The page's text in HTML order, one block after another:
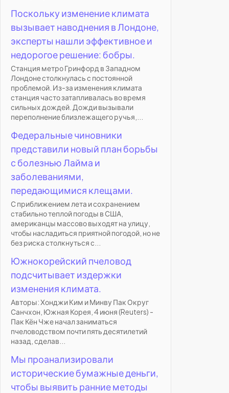
Поскольку изменение климата
вызывает наводнения в Лондоне,
эксперты нашли эффективное и
недорогое решение: бобры.
Станция метро Гринфорд в Западном
Лондоне столкнулась с постоянной
проблемой. Из-за изменения климата
станция часто затапливалась во время
сильных дождей. Дожди вызывали
переполнение близлежащего ручья,...
Федеральные чиновники
представили новый план борьбы
с болезнью Лайма и
заболеваниями,
передающимися клещами.
С приближением лета и сохранением
стабильно теплой погоды в США,
американцы массово выходят на улицу,
чтобы насладиться приятной погодой, но не
без риска столкнуться с...
Южнокорейский пчеловод
подсчитывает издержки
изменения климата.
Авторы: Хонджи Ким и Минву Пак Округ
Санчхон, Южная Корея, 4 июня (Reuters) -
Пак Кён Чже начал заниматься
пчеловодством почти пять десятилетий
назад, сделав...
Мы проанализировали
исторические бумажные деньги,
чтобы выявить ранние методы